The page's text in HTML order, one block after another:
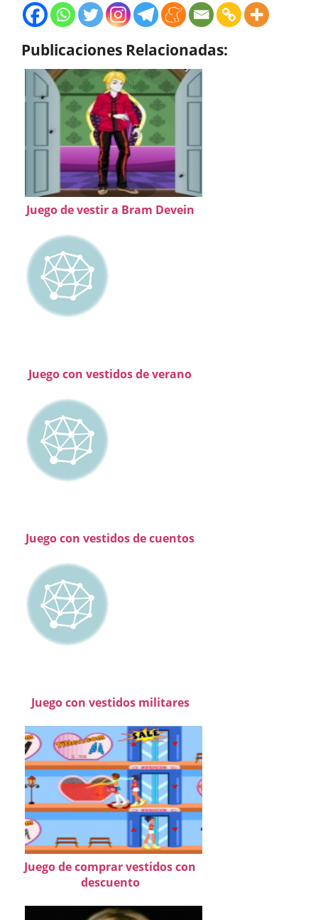
Publicaciones Relacionadas:
Juego de vestir a Bram Devein
Juego con vestidos de verano
Juego con vestidos de cuentos
Juego con vestidos militares
Juego de comprar vestidos con
descuento